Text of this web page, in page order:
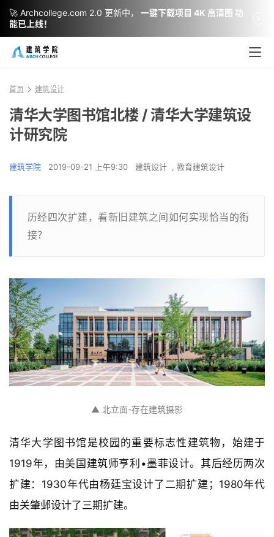
首页 建筑设计
清华大学图书馆北楼 / 清华大学建筑设
计研究院
建筑学院 2019-09-21 上午9:30 建筑设计 , 教育建筑设计
历经四次扩建，看新旧建筑之间如何实现恰当的衔
接？
▲ 北立面-存在建筑摄影
清华大学图书馆是校园的重要标志性建筑物，始建于
1919年，由美国建筑师亨利•墨菲设计。其后经历两次
扩建：1930年代由杨廷宝设计了二期扩建；1980年代
由关肇邺设计了三期扩建。
🚀 Archcollege.com 2.0 更新中，
一键下载项目 4K 高清图 功
能已上线！